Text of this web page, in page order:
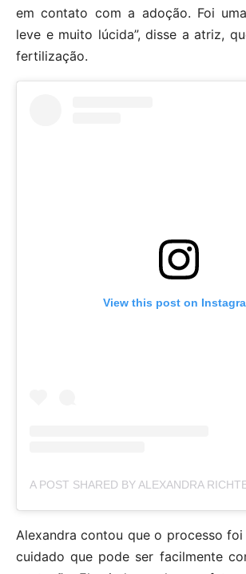
em contato com a adoção. Foi
leve e muito lúcida”, disse a atriz,
fertilização.
View this post on
Alexandra contou que o processo
cuidado que pode ser facilmente